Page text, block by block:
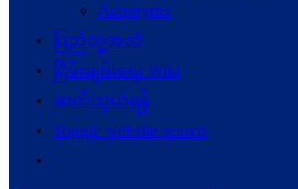
Acronyms
ပြည်သူ့အသံ
ငြိမ်းချမ်းရေး Wiki
ဆက်သွယ်ရန်
Toggle website search